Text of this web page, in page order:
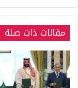
توزيعه
مقالات ذات صلة